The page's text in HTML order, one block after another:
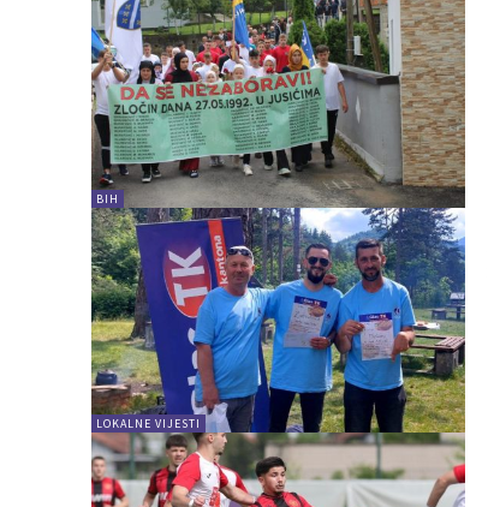
BIH
LOKALNE VIJESTI